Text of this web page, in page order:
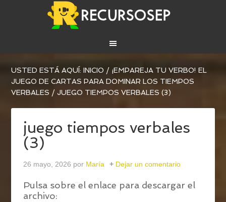
USTED ESTÁ AQUÍ:INICIO / ¡EMPAREJA TU VERBO! EL
JUEGO DE CARTAS PARA DOMINAR LOS TIEMPOS
VERBALES / JUEGO TIEMPOS VERBALES (3)
juego tiempos verbales
(3)
26 mayo, 2026 por María Dejar un comentario
Pulsa sobre el enlace para descargar el
archivo: